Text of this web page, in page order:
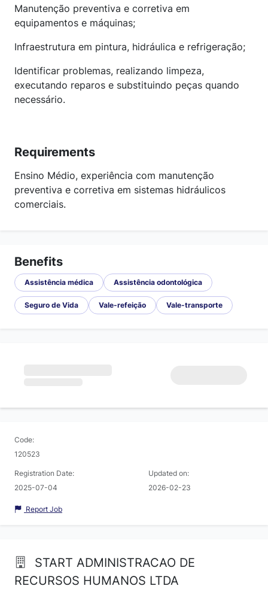
Manutenção preventiva e corretiva em
equipamentos e máquinas;
Infraestrutura em pintura, hidráulica e refrigeração;
Identificar problemas, realizando limpeza,
executando reparos e substituindo peças quando
necessário.
Requirements
Ensino Médio, experiência com manutenção
preventiva e corretiva em sistemas hidráulicos
comerciais.
Benefits
Assistência médica Assistência odontológica
Seguro de Vida Vale-refeição Vale-transporte
Code:
120523
Registration Date:
2025-07-04
Updated on:
2026-02-23
Report Job
START ADMINISTRACAO DE
RECURSOS HUMANOS LTDA